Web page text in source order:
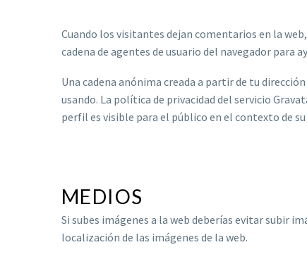
Cuando los visitantes dejan comentarios en la
cadena de agentes de usuario del navegador para
Una cadena anónima creada a partir de tu
usando. La política de privacidad del servicio
perfil es visible para el público en el contexto de
MEDIOS
Si subes imágenes a la web deberías evitar subir
localización de las imágenes de la web.